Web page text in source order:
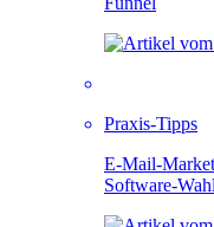
Praxis-Tipps
E-Mail-
Software-